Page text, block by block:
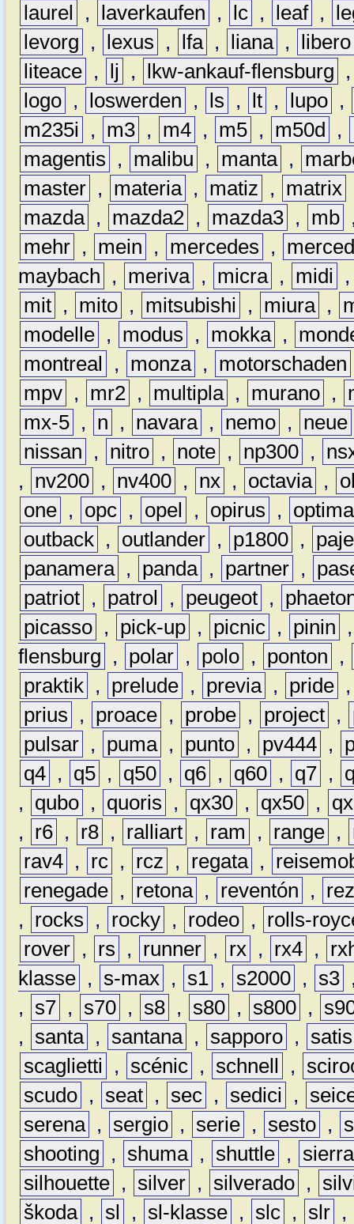
laurel
, laverkaufen , lc , leaf ,
levorg
, lexus , lfa , liana ,
libero
liteace , lj , lkw-ankauf-flensburg
logo , loswerden , ls , lt , lupo ,
m235i
, m3 , m4 , m5 , m50d ,
magentis
, malibu , manta ,
master , materia , matiz , matrix
mazda , mazda2 , mazda3 , mb
mehr , mein , mercedes ,
maybach
, meriva , micra , midi
mit , mito , mitsubishi , miura ,
modelle , modus , mokka ,
montreal
, monza , motorschaden
mpv , mr2 , multipla , murano ,
mx-5 , n , navara , nemo , neue
nissan
, nitro , note , np300 ,
,
nv200 , nv400 , nx , octavia ,
one , opc , opel , opirus ,
optima
outback , outlander , p1800 ,
panamera , panda , partner ,
patriot , patrol , peugeot ,
picasso , pick-up , picnic , pinin
flensburg
, polar , polo , ponton
,
praktik , prelude , previa , pride
prius
, proace , probe , project ,
pulsar , puma , punto , pv444 ,
q4 , q5 , q50 , q6 , q60 , q7 ,
,
qubo , quoris , qx30 , qx50 ,
,
r6 , r8 , ralliart , ram , range ,
rav4 , rc , rcz , regata ,
renegade , retona , reventón ,
,
rocks , rocky , rodeo ,
rolls-
rover , rs , runner , rx , rx4 ,
klasse , s-max , s1 , s2000 , s3
,
s7 , s70 , s8 , s80 , s800 ,
,
santa , santana , sapporo ,
satis
scaglietti
, scénic , schnell ,
scudo , seat , sec , sedici ,
serena , sergio , serie , sesto ,
shooting
, shuma , shuttle ,
sierra
silhouette , silver , silverado ,
škoda , sl , sl-klasse , slc , slr ,